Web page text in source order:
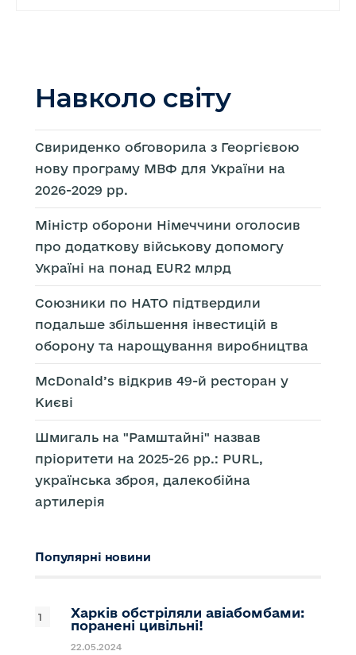
Навколо світу
Свириденко обговорила з Георгієвою
нову програму МВФ для України на
2026-2029 рр.
Міністр оборони Німеччини оголосив
про додаткову військову допомогу
Україні на понад EUR2 млрд
Союзники по НАТО підтвердили
подальше збільшення інвестицій в
оборону та нарощування виробництва
McDonald’s відкрив 49-й ресторан у
Києві
Шмигаль на "Рамштайні" назвав
пріоритети на 2025-26 рр.: PURL,
українська зброя, далекобійна
артилерія
Популярні новини
Харків обстріляли авіабомбами:
поранені цивільні!
22.05.2024